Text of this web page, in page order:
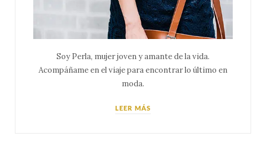
Soy Perla, mujer joven y amante de la vida.
Acompáñame en el viaje para encontrar lo último en
moda.
LEER MÁS